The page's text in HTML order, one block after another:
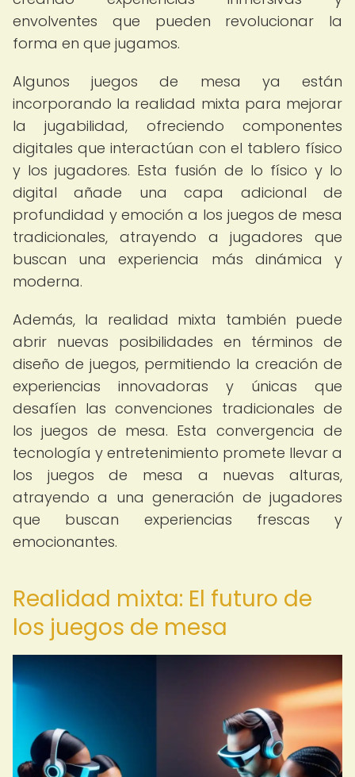
envolventes que pueden revolucionar la
forma en que jugamos.
Algunos juegos de mesa ya están
incorporando la realidad mixta para mejorar
la jugabilidad, ofreciendo componentes
digitales que interactúan con el tablero físico
y los jugadores. Esta fusión de lo físico y lo
digital añade una capa adicional de
profundidad y emoción a los juegos de mesa
tradicionales, atrayendo a jugadores que
buscan una experiencia más dinámica y
moderna.
Además, la realidad mixta también puede
abrir nuevas posibilidades en términos de
diseño de juegos, permitiendo la creación de
experiencias innovadoras y únicas que
desafíen las convenciones tradicionales de
los juegos de mesa. Esta convergencia de
tecnología y entretenimiento promete llevar a
los juegos de mesa a nuevas alturas,
atrayendo a una generación de jugadores
que buscan experiencias frescas y
emocionantes.
Realidad mixta: El futuro de
los juegos de mesa